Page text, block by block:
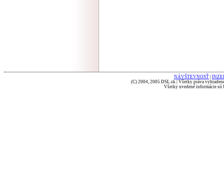
NÁVŠTEVNOSŤ
(C) 2004, 2005 DSL.sk | Všetky práva
Všetky uvedené informácie sú